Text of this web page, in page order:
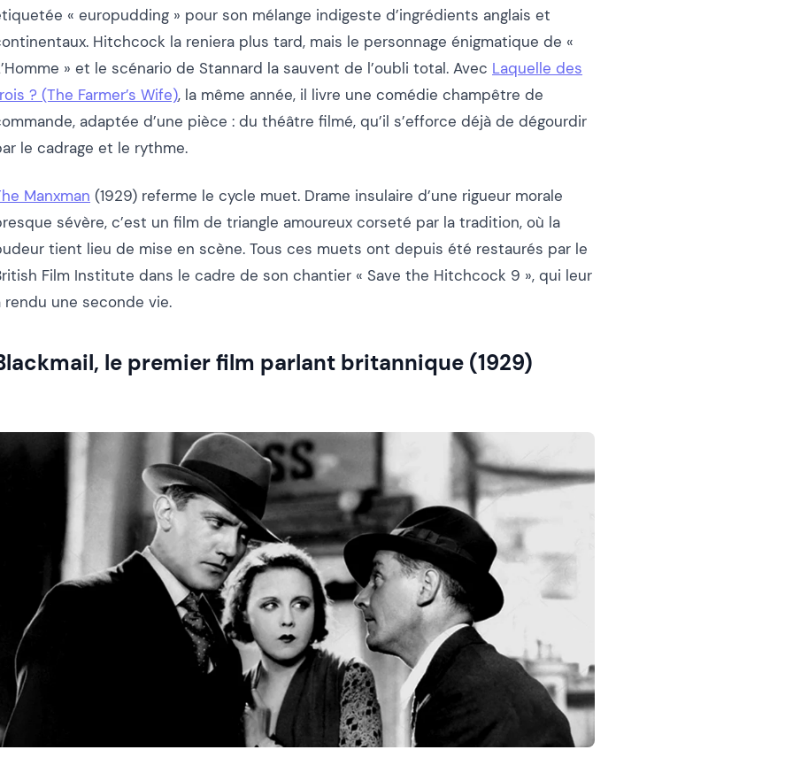
« europudding » pour son mélange indigeste d’ingrédients anglais et
Hitchcock la reniera plus tard, mais le personnage énigmatique de «
» et le scénario de Stannard la sauvent de l’oubli total. Avec Laquelle des
? (The Farmer’s Wife), la même année, il livre une comédie champêtre de
adaptée d’une pièce : du théâtre filmé, qu’il s’efforce déjà de dégourdir
le cadrage et le rythme.
Manxman (1929) referme le cycle muet. Drame insulaire d’une rigueur morale
sévère, c’est un film de triangle amoureux corseté par la tradition, où la
tient lieu de mise en scène. Tous ces muets ont depuis été restaurés par le
Film Institute dans le cadre de son chantier « Save the Hitchcock 9 », qui leur
rendu une seconde vie.
le premier film parlant britannique (1929)